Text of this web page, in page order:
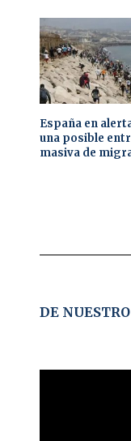
España en
una posible
masiva de
DE